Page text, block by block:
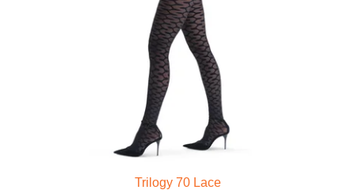
Trilogy 70 Lace